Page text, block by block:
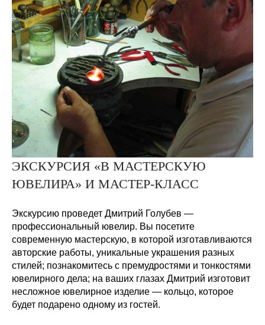
ЭКСКУРСИЯ «В МАСТЕРСКУЮ
ЮВЕЛИРА» И МАСТЕР-КЛАСС
Экскурсию проведет Дмитрий Голубев —
профессиональный ювелир. Вы посетите
современную мастерскую, в которой изготавливаются
авторские работы, уникальные украшения разных
стилей; познакомитесь с премудростями и тонкостями
ювелирного дела; на ваших глазах Дмитрий изготовит
несложное ювелирное изделие — кольцо, которое
будет подарено одному из гостей.